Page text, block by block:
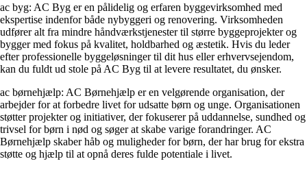
ac byg: AC Byg er en pålidelig og erfaren byggevirksomhed med
ekspertise indenfor både nybyggeri og renovering. Virksomheden
udfører alt fra mindre håndværkstjenester til større byggeprojekter og
bygger med fokus på kvalitet, holdbarhed og æstetik. Hvis du leder
efter professionelle byggeløsninger til dit hus eller erhvervsejendom,
kan du fuldt ud stole på AC Byg til at levere resultatet, du ønsker.
ac børnehjælp: AC Børnehjælp er en velgørende organisation, der
arbejder for at forbedre livet for udsatte børn og unge. Organisationen
støtter projekter og initiativer, der fokuserer på uddannelse, sundhed og
trivsel for børn i nød og søger at skabe varige forandringer. AC
Børnehjælp skaber håb og muligheder for børn, der har brug for ekstra
støtte og hjælp til at opnå deres fulde potentiale i livet.